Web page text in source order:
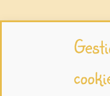
Infos
Mentions légales